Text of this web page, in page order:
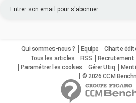
Qui sommes-nous ? Equipe Charte
Tous les articles
RSS Recrutement
Paramétrer les cookies
Gérer Utiq
© 2026 CCM